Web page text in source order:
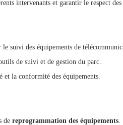
intervenants et garantir le respect des
le suivi des équipements de
de suivi et de gestion du parc.
et la conformité des équipements.
de reprogrammation des équipements.